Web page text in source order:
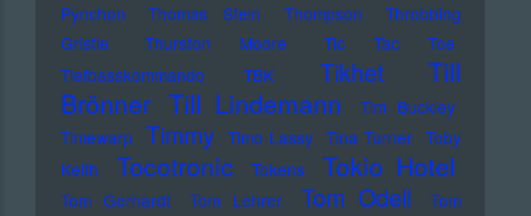
Pynchon
Thomas Stein Thompson
Throbbing
Gristle
Thurston Moore
Tic Tac Toe
Tiefbasskommando TBK
Tikhet
Till
Brönner Till Lindemann
Tim Buckley
Timewarp Timmy Timo Lassy Tina Turner Toby
Keith
Tocotronic Tokens Tokio Hotel
Tom Gerhardt Tom Lehrer Tom Odell
Tom